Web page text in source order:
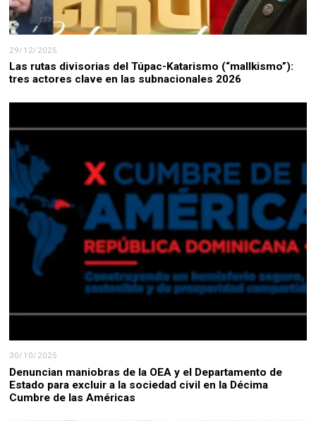
29/12/2025
Las rutas divisorias del Túpac-Katarismo (“mallkismo”):
tres actores clave en las subnacionales 2026
30/10/2025
Denuncian maniobras de la OEA y el Departamento de
Estado para excluir a la sociedad civil en la Décima
Cumbre de las Américas